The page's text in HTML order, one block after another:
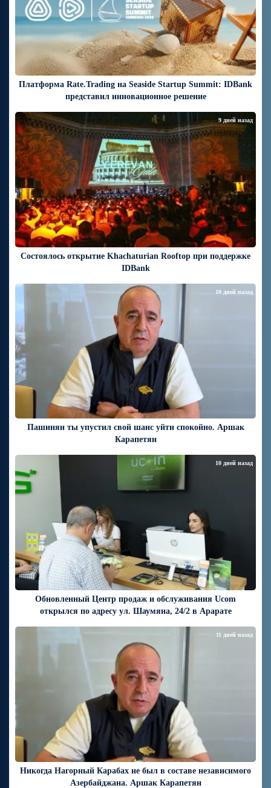
Платформа Rate.Trading на Seaside Startup Summit: IDBank
представил инновационное решение
Состоялось открытие Khachaturian Rooftop при поддержке
IDBank
9 дней назад
Пашинян ты упустил свой шанс уйти спокойно. Аршак
Карапетян
10 дней назад
Обновленный Центр продаж и обслуживания Ucom
открылся по адресу ул. Шаумяна, 24/2 в Арарате
10 дней назад
Никогда Нагорный Карабах не был в составе независимого
Азербайджана. Аршак Карапетян
11 дней назад